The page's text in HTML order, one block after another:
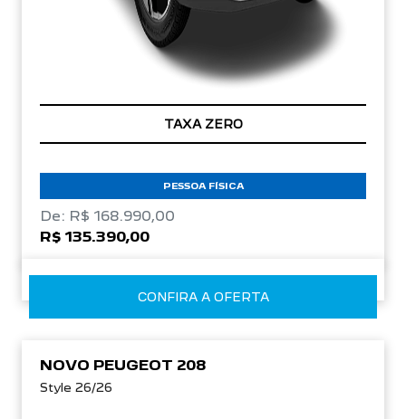
TAXA ZERO
PESSOA FÍSICA
De: R$ 168.990,00
R$ 135.390,00
CONFIRA A OFERTA
NOVO PEUGEOT 208
Style 26/26